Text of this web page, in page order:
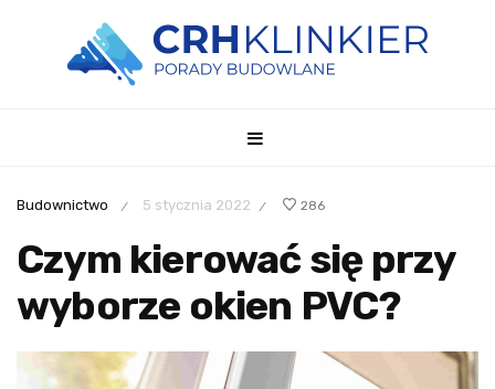
Budownictwo / 5 stycznia 2022 / 286
Czym kierować się przy
wyborze okien PVC?